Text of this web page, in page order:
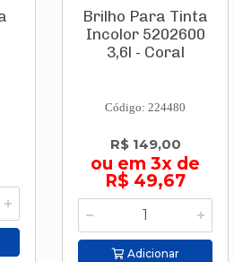
Brilho Para Tinta
Incolor 5202600
3,6l - Coral
Código: 224480
R$ 149,00
ou em 3x de
R$ 49,67
Adicionar